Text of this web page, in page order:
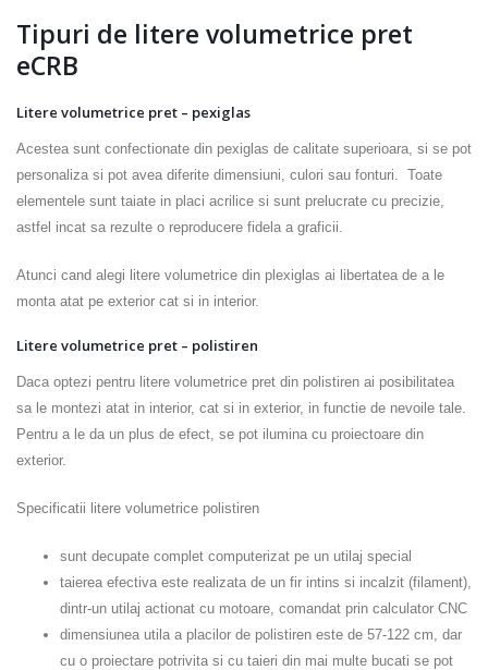
Tipuri de litere volumetrice pret
eCRB
Litere volumetrice pret – pexiglas
Acestea sunt confectionate din pexiglas de calitate superioara, si se pot
personaliza si pot avea diferite dimensiuni, culori sau fonturi. Toate
elementele sunt taiate in placi acrilice si sunt prelucrate cu precizie,
astfel incat sa rezulte o reproducere fidela a graficii.
Atunci cand alegi litere volumetrice din plexiglas ai libertatea de a le
monta atat pe exterior cat si in interior.
Litere volumetrice pret – polistiren
Daca optezi pentru litere volumetrice pret din polistiren ai posibilitatea
sa le montezi atat in interior, cat si in exterior, in functie de nevoile tale.
Pentru a le da un plus de efect, se pot ilumina cu proiectoare din
exterior.
Specificatii litere volumetrice polistiren
sunt decupate complet computerizat pe un utilaj special
taierea efectiva este realizata de un fir intins si incalzit (filament),
dintr-un utilaj actionat cu motoare, comandat prin calculator CNC
dimensiunea utila a placilor de polistiren este de 57-122 cm, dar
cu o proiectare potrivita si cu taieri din mai multe bucati se pot